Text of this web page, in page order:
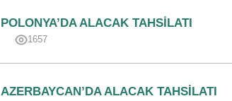
POLONYA’DA ALACAK TAHSILATI
1657
AZERBAYCAN’DA ALACAK TAHSILATI